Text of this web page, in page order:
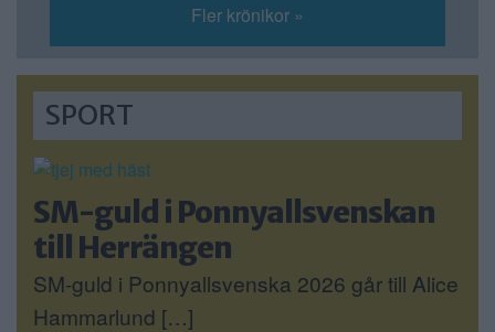
Fler krönikor »
SPORT
SM-guld i Ponnyallsvenskan
till Herrängen
SM-guld i Ponnyallsvenska 2026 går till Alice
Hammarlund […]